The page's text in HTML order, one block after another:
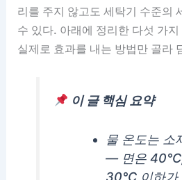
리를 주지 않고도 세탁기 수준의
수 있다. 아래에 정리한 다섯 가
실제로 효과를 내는 방법만 골라
이 글 핵심 요약
물 온도는 소
— 면은
30°C 이하가